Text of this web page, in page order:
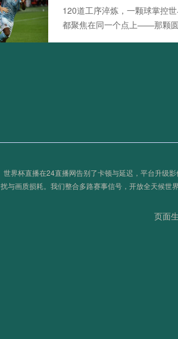
120道工序淬炼，一颗球掌控
都聚焦在同一个点上——那颗
黄牛阻击战首轮复盘：票务
世界杯直播在24直播网告别了卡顿与延迟，平台升级
扰与画质损耗。我们整合多路赛事信号，开放全天候世
页面